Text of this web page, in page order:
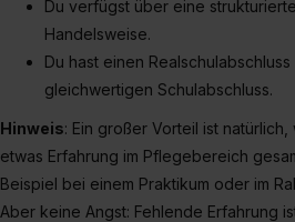
angemessenes
II). Du kannst die von dir erteilte
Wirkung für die Zukunft ganz oder
Datenschutzerklärung unter dem
Einstellungen“ widerrufen. Weitere
einzelnen Cookies findest du
zeigen“. Weitere Informationen:
Impressum.
Du verfügst über eine
Handelsweise.
Du hast einen
gleichwertigen Schulabschluss.
Hinweis: Ein großer Vorteil ist
etwas Erfahrung im Pflegebereich
Beispiel bei einem Praktikum oder im
Aber keine Angst: Fehlende Erfahrung